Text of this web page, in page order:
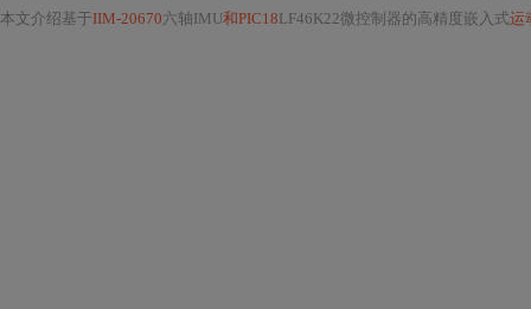
本文介绍基于IIM-20670 六轴IMU和PIC18LF46K22微控制器的高精度嵌入式运